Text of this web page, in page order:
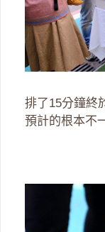
排了15分鐘終
預計的根本不